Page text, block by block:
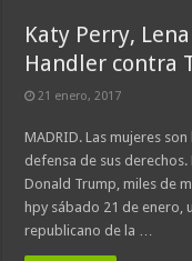
Katy Perry,
Handler contra
21 enero, 2017
MADRID. Las mujeres
defensa de sus
Donald Trump, miles de
hpy sábado 21 de enero,
republicano de la …